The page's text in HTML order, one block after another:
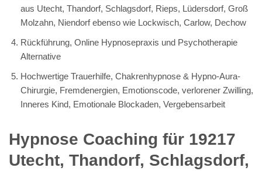
aus Utecht, Thandorf, Schlagsdorf, Rieps, Lüdersdorf, Groß
Molzahn, Niendorf ebenso wie Lockwisch, Carlow, Dechow
Rückführung, Online Hypnosepraxis und Psychotherapie
Alternative
Hochwertige Trauerhilfe, Chakrenhypnose & Hypno-Aura-
Chirurgie, Fremdenergien, Emotionscode, verlorener Zwilling,
Inneres Kind, Emotionale Blockaden, Vergebensarbeit
Hypnose Coaching für 19217
Utecht, Thandorf, Schlagsdorf,